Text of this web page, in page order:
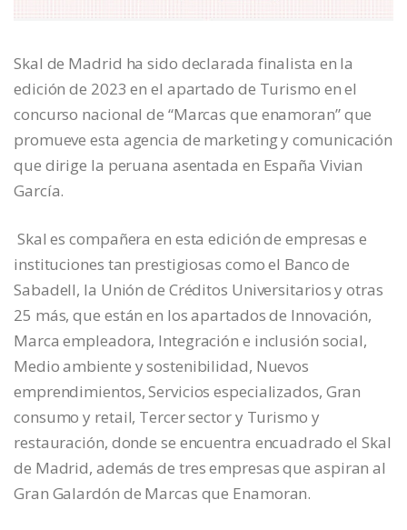
Skal de Madrid ha sido declarada finalista en la
edición de 2023 en el apartado de Turismo en el
concurso nacional de “Marcas que enamoran” que
promueve esta agencia de marketing y comunicación
que dirige la peruana asentada en España Vivian
García.
Skal es compañera en esta edición de empresas e
instituciones tan prestigiosas como el Banco de
Sabadell, la Unión de Créditos Universitarios y otras
25 más, que están en los apartados de Innovación,
Marca empleadora, Integración e inclusión social,
Medio ambiente y sostenibilidad, Nuevos
emprendimientos, Servicios especializados, Gran
consumo y retail, Tercer sector y Turismo y
restauración, donde se encuentra encuadrado el Skal
de Madrid, además de tres empresas que aspiran al
Gran Galardón de Marcas que Enamoran.